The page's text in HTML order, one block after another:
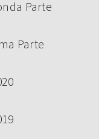
Parte
Parte